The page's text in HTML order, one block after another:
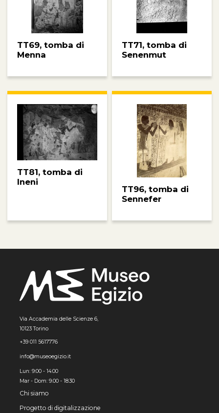
TT69, tomba di
Menna
TT71, tomba di
Senenmut
TT81, tomba di
Ineni
TT96, tomba di
Sennefer
Via Accademia delle Scienze 6,
10123 Torino
+39 011 5617776
info@museoegizio.it
Lun: 9:00 - 14:00
Mar - Dom: 9.00 - 18.30
Chi siamo
Progetto di digitalizzazione